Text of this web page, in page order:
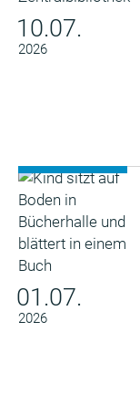
10.07.
2026
01.07.
2026